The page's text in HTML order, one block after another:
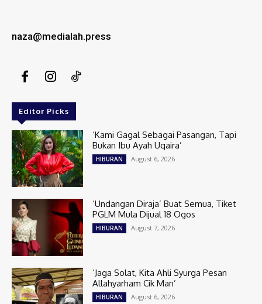
naza@medialah.press
Editor Picks
‘Kami Gagal Sebagai Pasangan, Tapi
Bukan Ibu Ayah Uqaira’
HIBURAN August 6, 2026
‘Undangan Diraja’ Buat Semua, Tiket
PGLM Mula Dijual 18 Ogos
HIBURAN August 7, 2026
‘Jaga Solat, Kita Ahli Syurga Pesan
Allahyarham Cik Man’
HIBURAN August 6, 2026